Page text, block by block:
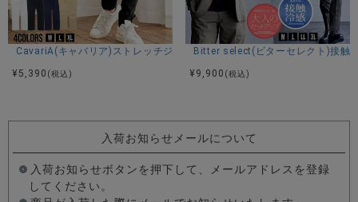
CavariA(キャバリア)ストレッチジョッパーパンツ/全4色
¥ 5,390 (税込)
Bitter select(ビターセレクト)接触
¥ 9,900 (税込)
入荷お知らせメールについて
入荷お知らせボタンを押下して、メールアドレスを登録
してください。